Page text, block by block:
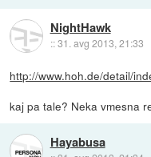
NightHawk
::31. avg 2013, 21:33
http://www.hoh.de/detail/
kaj pa tale? Neka vmesna
Hayabusa